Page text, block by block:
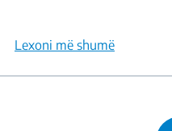
Lexoni më shumë